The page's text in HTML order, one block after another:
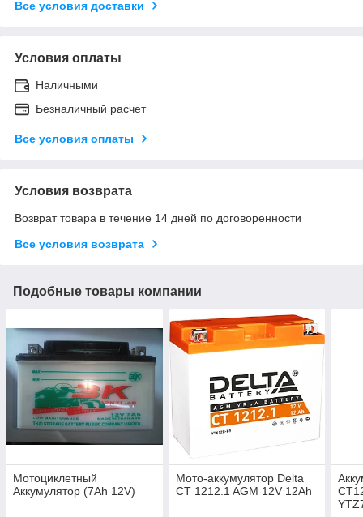
Все условия доставки
Условия оплаты
Наличными
Безналичный расчет
Все условия оплаты
Условия возврата
Возврат товара в течение 14 дней по договоренности
Все условия возврата
Подобные товары компании
Мотоциклетный
Аккумулятор (7Ah 12V)
Мото-аккумулятор Delta
CT 1212.1 AGM 12V 12Ah